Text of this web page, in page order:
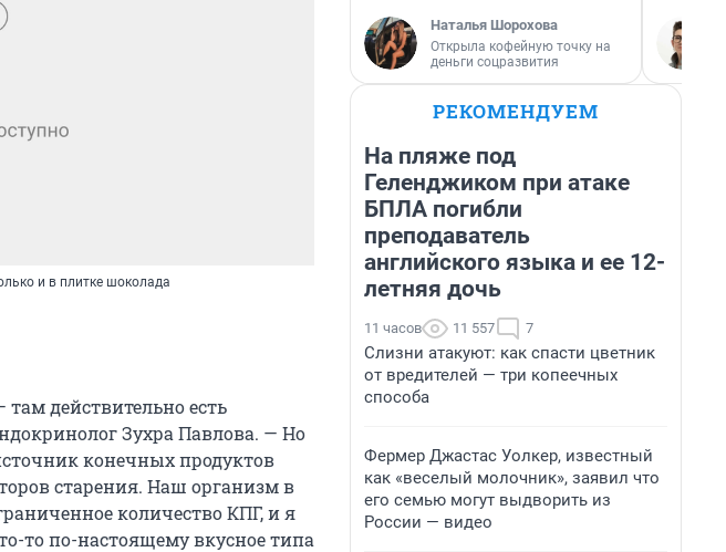
и в плитке шоколада
действительно есть
Зухра Павлова. — Но
конечных продуктов
старения. Наш организм в
количество КПГ, и я
то по-настоящему вкусное типа
Наталья Шорохова
Открыла кофейную точку на
деньги соцразвития
РЕКОМЕНДУЕМ
На пляже под
Геленджиком при атаке
БПЛА погибли
преподаватель
английского языка и ее 12-
летняя дочь
11 часов 11 557 7
Слизни атакуют: как спасти цветник
от вредителей — три копеечных
способа
Фермер Джастас Уолкер, известный
как «веселый молочник», заявил что
его семью могут выдворить из
России — видео